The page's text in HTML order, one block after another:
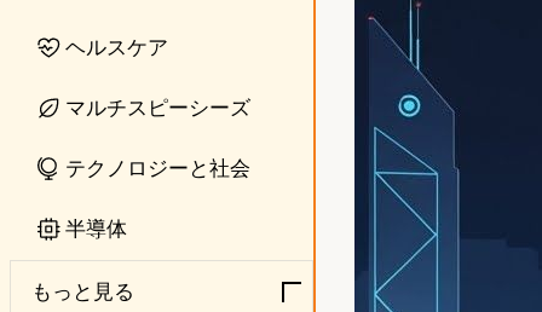
ヘルスケア
マルチスピーシーズ
テクノロジーと社会
半導体
もっと見る